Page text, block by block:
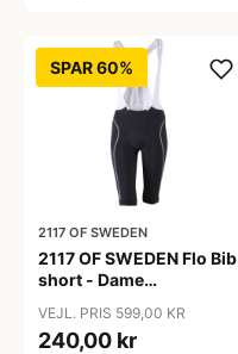
SPAR 60%
2117 OF SWEDEN
2117 OF SWEDEN Flo Bib
short - Dame
Sort - Str. 40
VEJL. PRIS 599,00 KR
240,00 kr